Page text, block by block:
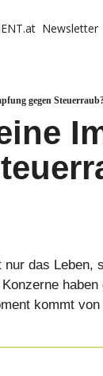
Newsletter
gegen
nur das Leben,
kommt von